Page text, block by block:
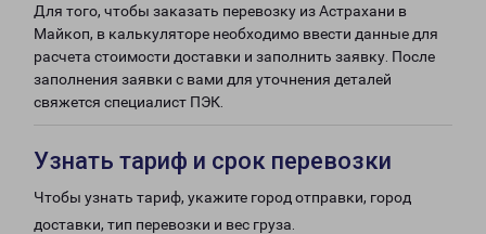
Для того, чтобы заказать перевозку из Астрахани в
Майкоп, в калькуляторе необходимо ввести данные для
расчета стоимости доставки и заполнить заявку. После
заполнения заявки с вами для уточнения деталей
свяжется специалист ПЭК.
Узнать тариф и срок перевозки
Чтобы узнать тариф, укажите город отправки, город
доставки, тип перевозки и вес груза.